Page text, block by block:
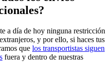
a día de hoy ninguna restricción
y por ello, si haces tus
que los transportistas siguen
fuera y dentro de nuestras